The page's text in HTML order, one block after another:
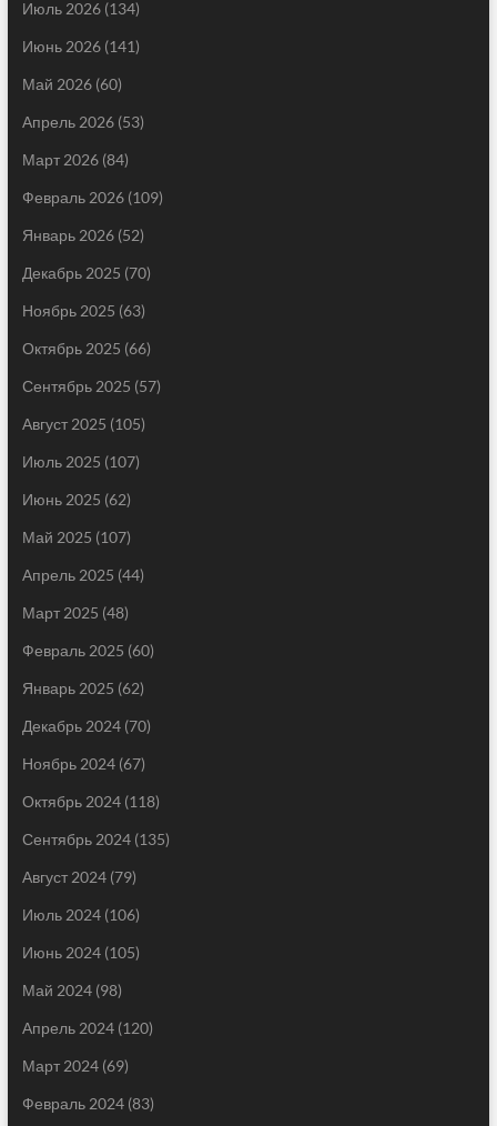
Июль 2026(134)
Июнь 2026(141)
Май 2026(60)
Апрель 2026(53)
Март 2026(84)
Февраль 2026(109)
Январь 2026(52)
Декабрь 2025 (70)
Ноябрь 2025 (63)
Октябрь 2025 (66)
Сентябрь 2025 (57)
Август 2025 (105)
Июль 2025 (107)
Июнь 2025 (62)
Май 2025 (107)
Апрель 2025 (44)
Март 2025 (48)
Февраль 2025 (60)
Январь 2025 (62)
Декабрь 2024(70)
Ноябрь 2024(67)
Октябрь 2024(118)
Сентябрь 2024(135)
Август 2024(79)
Июль 2024(106)
Июнь 2024(105)
Май 2024(98)
Апрель 2024(120)
Март 2024(69)
Февраль 2024(83)